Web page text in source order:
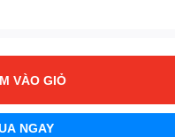
VÀO GIỎ
NGAY